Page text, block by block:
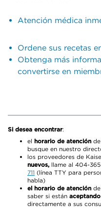
Atención médica
Ordene sus recetas
Obtenga más
convertirse en
Si desea encontrar:
el horario de atención
busque en nuestro
los proveedores de
nuevos, llame al 404-
711 (línea TTY para
habla)
el horario de atención
saber si están
directamente a sus